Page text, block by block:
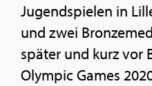
Jugendspielen in
und zwei
später und kurz vor
Olympic Games